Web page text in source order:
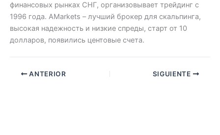
финансовых рынках СНГ, организовывает трейдинг с
1996 года. AMarkets – лучший брокер для скальпинга,
высокая надежность и низкие спреды, старт от 10
долларов, появились центовые счета.
ANTERIOR SIGUIENTE